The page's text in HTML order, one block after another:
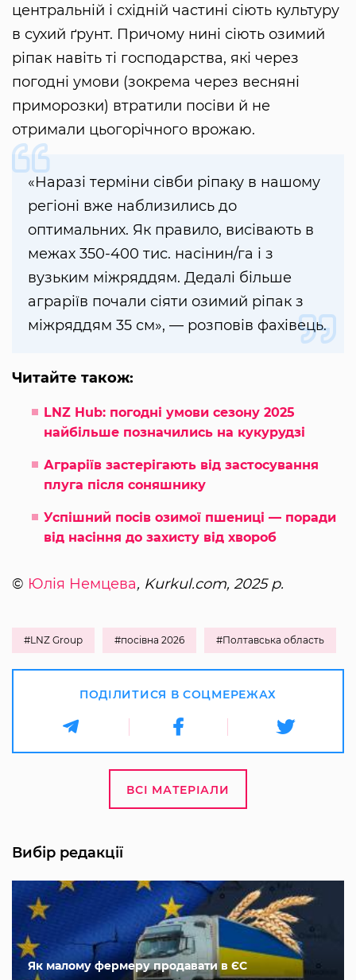
центральній і східній частині сіють культуру
в сухий ґрунт. Причому нині сіють озимий
ріпак навіть ті господарства, які через
погодні умови (зокрема через весняні
приморозки) втратили посіви й не
отримали цьогорічного врожаю.
«Наразі терміни сівби ріпаку в нашому
регіоні вже наблизились до
оптимальних. Як правило, висівають в
межах 350-400 тис. насінин/га і з
вузьким міжряддям. Дедалі більше
аграріїв почали сіяти озимий ріпак з
міжряддям 35 см», — розповів фахівець.
Читайте також:
LNZ Hub: погодні умови сезону 2025
найбільше позначились на кукурудзі
Аграріїв застерігають від застосування
плуга після соняшнику
Успішний посів озимої пшениці — поради
від насіння до захисту від хвороб
© Юлія Немцева, Kurkul.com, 2025 р.
#LNZ Group #посівна 2026 #Полтавська область
ПОДІЛИТИСЯ В СОЦМЕРЕЖАХ
ВСІ МАТЕРІАЛИ
Вибір редакції
Як малому фермеру продавати в ЄС